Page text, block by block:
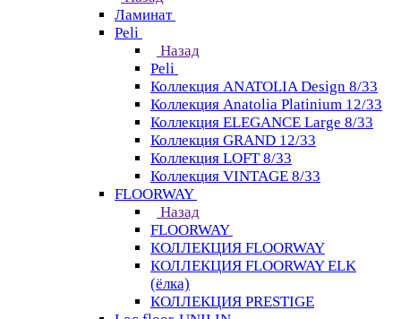
Ламинат
Peli
Назад
Peli
Коллекция ANATOLIA Design 8/33
Коллекция Anatolia Platinium 12/33
Коллекция ELEGANCE Large 8/33
Коллекция GRAND 12/33
Коллекция LOFT 8/33
Коллекция VINTAGE 8/33
FLOORWAY
Назад
FLOORWAY
КОЛЛЕКЦИЯ FLOORWAY
КОЛЛЕКЦИЯ FLOORWAY ELK
(ёлка)
КОЛЛЕКЦИЯ PRESTIGE